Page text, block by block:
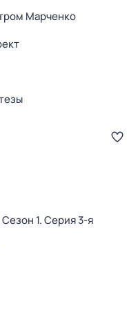
Марченко
Сезон 1. Серия 3-я